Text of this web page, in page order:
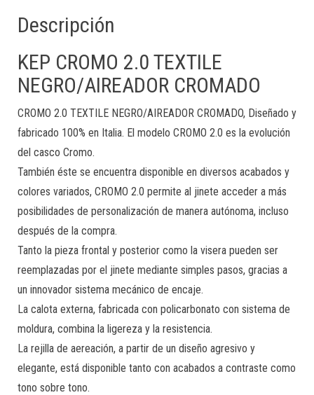
Descripción
KEP CROMO 2.0 TEXTILE
NEGRO/AIREADOR CROMADO
CROMO 2.0 TEXTILE NEGRO/AIREADOR CROMADO, Diseñado y
fabricado 100% en Italia. El modelo CROMO 2.0 es la evolución
del casco Cromo.
También éste se encuentra disponible en diversos acabados y
colores variados, CROMO 2.0 permite al jinete acceder a más
posibilidades de personalización de manera autónoma, incluso
después de la compra.
Tanto la pieza frontal y posterior como la visera pueden ser
reemplazadas por el jinete mediante simples pasos, gracias a
un innovador sistema mecánico de encaje.
La calota externa, fabricada con policarbonato con sistema de
moldura, combina la ligereza y la resistencia.
La rejilla de aereación, a partir de un diseño agresivo y
elegante, está disponible tanto con acabados a contraste como
tono sobre tono.